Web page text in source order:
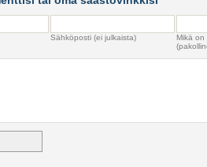
Sähköposti (ei julkaista)
Mikä